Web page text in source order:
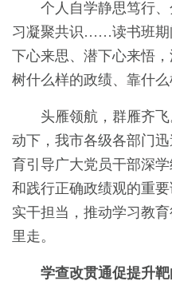
个人自学静思笃行
习凝聚共识……读书班期
下心来思、潜下心来悟，
树什么样的政绩、靠什么
头雁领航，群雁齐
动下，我市各级各部门
育引导广大党员干部深
和践行正确政绩观的重
实干担当，推动学习教
里走。
学查改贯通促提升